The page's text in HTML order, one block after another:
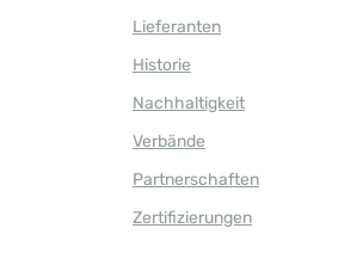
Lieferanten
Historie
Nachhaltigkeit
Verbände
Partnerschaften
Zertifizierungen